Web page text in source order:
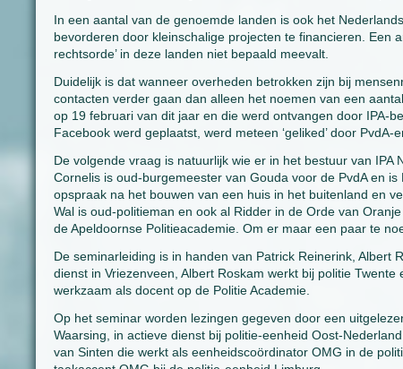
In een aantal van de genoemde landen is ook het
bevorderen door kleinschalige projecten te financieren. Een
rechtsorde’ in deze landen niet bepaald meevalt.
Duidelijk is dat wanneer overheden betrokken zijn bij
contacten verder gaan dan alleen het noemen van een
op 19 februari van dit jaar en die werd ontvangen door IPA-
Facebook werd geplaatst, werd meteen ‘geliked’ door PvdA-
De volgende vraag is natuurlijk wie er in het bestuur van
Cornelis is oud-burgemeester van Gouda voor de PvdA en
opspraak na het bouwen van een huis in het buitenland en
Wal is oud-politieman en ook al Ridder in de Orde van
de Apeldoornse Politieacademie. Om er maar een paar te
De seminarleiding is in handen van Patrick Reinerink, Albert
dienst in Vriezenveen, Albert Roskam werkt bij politie
werkzaam als docent op de Politie Academie.
Op het seminar worden lezingen gegeven door een
Waarsing, in actieve dienst bij politie-eenheid Oost-
van Sinten die werkt als eenheidscoördinator OMG in de